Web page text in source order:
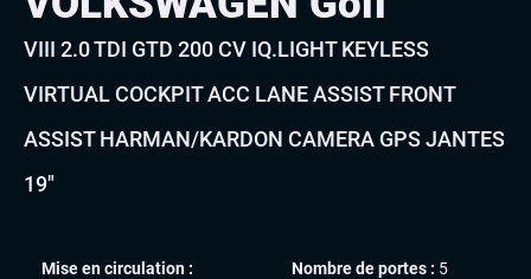
VIII 2.0 TDI GTD 200 CV IQ.LIGHT KEYLESS
VIRTUAL COCKPIT ACC LANE ASSIST FRONT
ASSIST HARMAN/KARDON CAMERA GPS JANTES
19″
Mise en circulation :
Nombre de portes : 5